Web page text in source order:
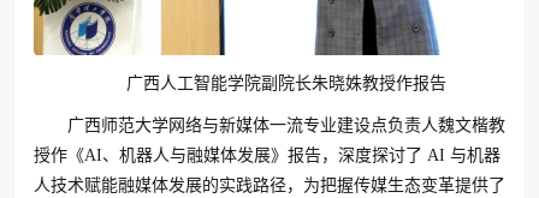
广西人工智能学院副院长朱晓姝教授作报告
广西师范大学网络与新媒体一流专业建设点负责人魏文楷教
授作《AI、机器人与融媒体发展》报告，深度探讨了 AI 与机器
人技术赋能融媒体发展的实践路径，为把握传媒生态变革提供了